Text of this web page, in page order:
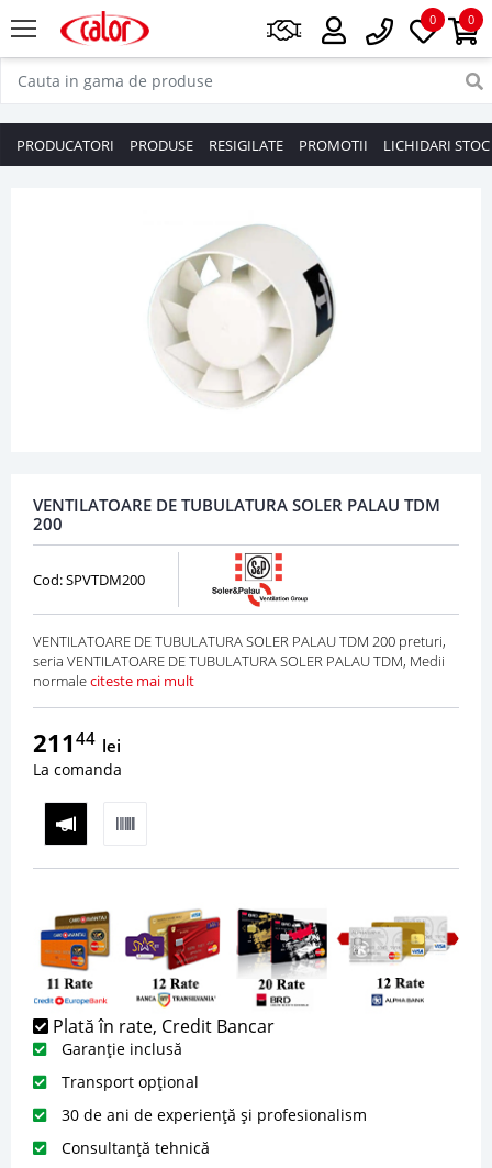
0
0
PRODUCATORI PRODUSE RESIGILATE PROMOTII LICHIDARI STOC
VENTILATOARE DE TUBULATURA SOLER PALAU TDM
200
Cod: SPVTDM200
VENTILATOARE DE TUBULATURA SOLER PALAU TDM 200 preturi,
seria VENTILATOARE DE TUBULATURA SOLER PALAU TDM, Medii
normaleciteste mai mult
21144 lei
La comanda
Plată în rate, Credit Bancar
Garanție inclusă
Transport opțional
30 de ani de experiență și profesionalism
Consultanță tehnică